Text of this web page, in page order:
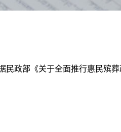
政部《关于全面推行惠民殡葬